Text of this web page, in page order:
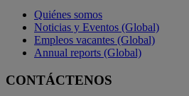
Quiénes somos
Noticias y Eventos (Global)
Empleos vacantes (Global)
Annual reports (Global)
CONTÁCTENOS